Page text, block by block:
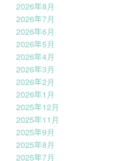
2026年8月
2026年7月
2026年6月
2026年5月
2026年4月
2026年3月
2026年2月
2026年1月
2025年12月
2025年11月
2025年9月
2025年8月
2025年7月